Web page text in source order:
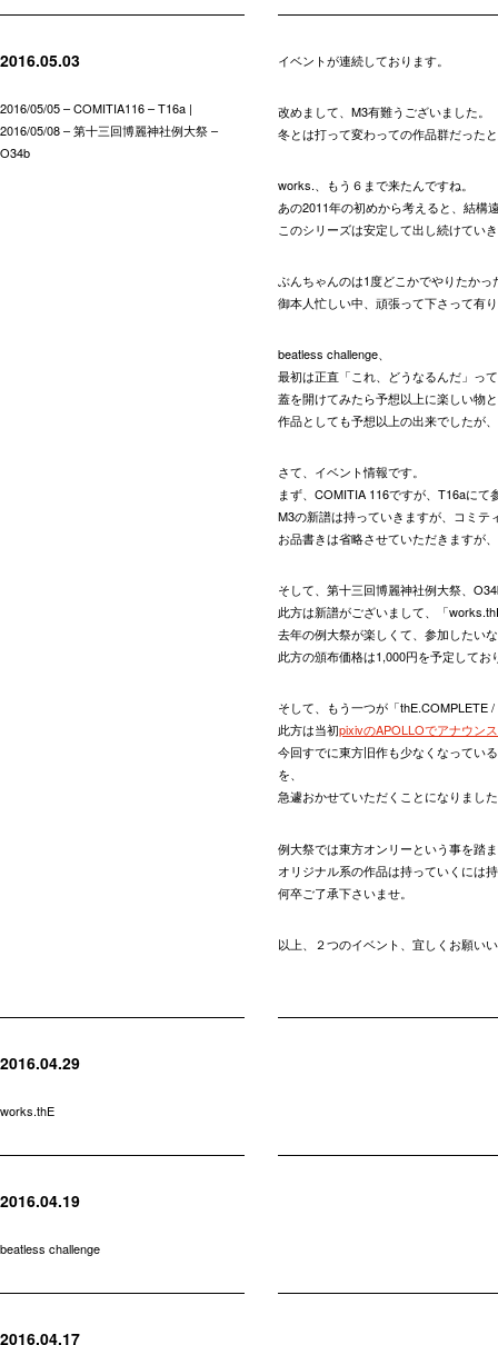
2016.05.03
2016/05/05 – COMITIA116 – T16a |
2016/05/08 – 第十三回博麗神社例大祭 –
O34b
イベントが連続しております。
改めまして、M3有難うございました。
冬とは打って変わっての作品群だった
works.、もう６まで来たんですね。
あの2011年の初めから考えると、結構
このシリーズは安定して出し続けてい
ぶんちゃんのは1度どこかでやりたかっ
御本人忙しい中、頑張って下さって有
beatless challenge、
最初は正直「これ、どうなるんだ」っ
蓋を開けてみたら予想以上に楽しい物
作品としても予想以上の出来でしたが
さて、イベント情報です。
まず、COMITIA 116ですが、T16aにて
M3の新譜は持っていきますが、コミテ
お品書きは省略させていただきますが、
そして、第十三回博麗神社例大祭、
此方は新譜がございまして、「
去年の例大祭が楽しくて、参加したい
此方の頒布価格は1,000円を予定してお
そして、もう一つが「thE.COMPLETE
此方は当初pixivのAPOLLOでアナウン
今回すでに東方旧作も少なくなってい
を、
急遽おかせていただくことになりまし
例大祭では東方オンリーという事を踏
オリジナル系の作品は持っていくには
何卒ご了承下さいませ。
以上、２つのイベント、宜しくお願い
2016.04.29
works.thE
2016.04.19
beatless challenge
2016.04.17